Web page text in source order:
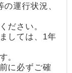
運行状況、
ださい。
しては、1年
。
に必ずご確